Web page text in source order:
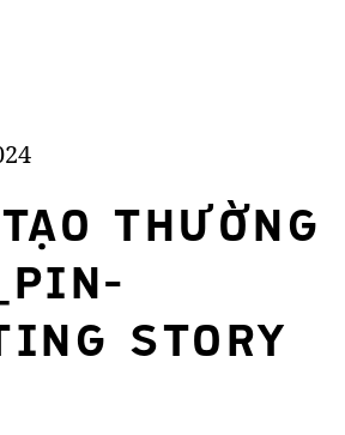
THƯỜNG
STORY